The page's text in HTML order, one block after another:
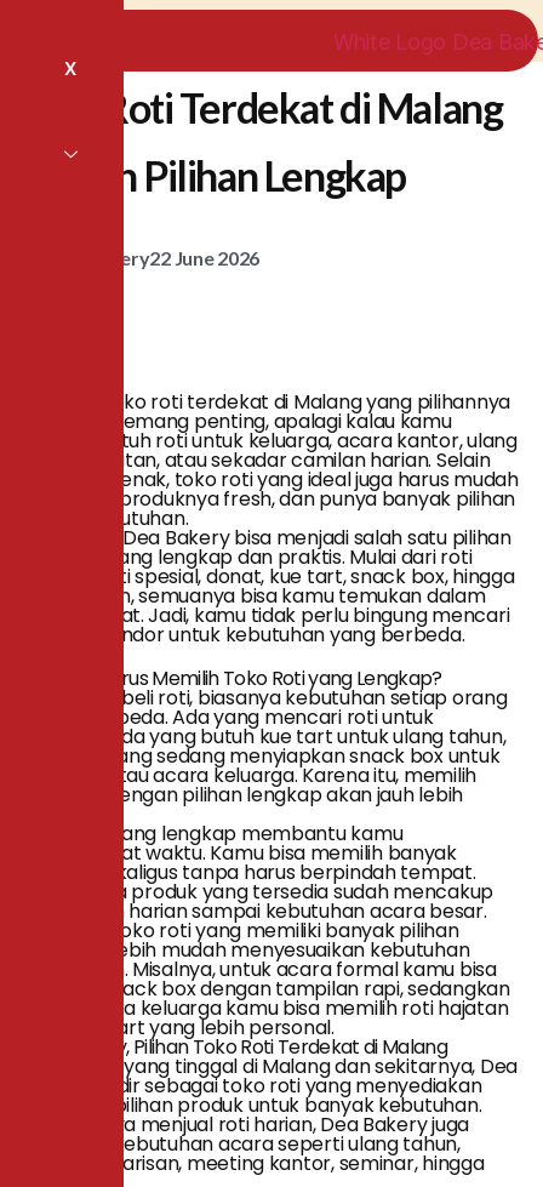
X
Toko Roti Terdekat di Malang
dengan Pilihan Lengkap
Dea Bakery22 June 2026
Mencari toko roti terdekat di Malang yang pilihannya
lengkap memang penting, apalagi kalau kamu
sedang butuh roti untuk keluarga, acara kantor, ulang
tahun, hajatan, atau sekadar camilan harian. Selain
rasa yang enak, toko roti yang ideal juga harus mudah
dijangkau, produknya fresh, dan punya banyak pilihan
sesuai kebutuhan.
Di Malang, Dea Bakery bisa menjadi salah satu pilihan
toko roti yang lengkap dan praktis. Mulai dari roti
reguler, roti spesial, donat, kue tart, snack box, hingga
roti hajatan, semuanya bisa kamu temukan dalam
satu tempat. Jadi, kamu tidak perlu bingung mencari
banyak vendor untuk kebutuhan yang berbeda.
Kenapa Harus Memilih Toko Roti yang Lengkap?
Saat membeli roti, biasanya kebutuhan setiap orang
berbeda-beda. Ada yang mencari roti untuk
sarapan, ada yang butuh kue tart untuk ulang tahun,
ada juga yang sedang menyiapkan snack box untuk
meeting atau acara keluarga. Karena itu, memilih
toko roti dengan pilihan lengkap akan jauh lebih
Toko roti yang lengkap membantu kamu
menghemat waktu. Kamu bisa memilih banyak
produk sekaligus tanpa harus berpindah tempat.
Apalagi jika produk yang tersedia sudah mencakup
kebutuhan harian sampai kebutuhan acara besar.
Selain itu, toko roti yang memiliki banyak pilihan
biasanya lebih mudah menyesuaikan kebutuhan
pelanggan. Misalnya, untuk acara formal kamu bisa
memilih snack box dengan tampilan rapi, sedangkan
untuk acara keluarga kamu bisa memilih roti hajatan
atau kue tart yang lebih personal.
Dea Bakery, Pilihan Toko Roti Terdekat di Malang
Bagi kamu yang tinggal di Malang dan sekitarnya, Dea
Bakery hadir sebagai toko roti yang menyediakan
berbagai pilihan produk untuk banyak kebutuhan.
Tidak hanya menjual roti harian, Dea Bakery juga
melayani kebutuhan acara seperti ulang tahun,
pengajian, arisan, meeting kantor, seminar, hingga